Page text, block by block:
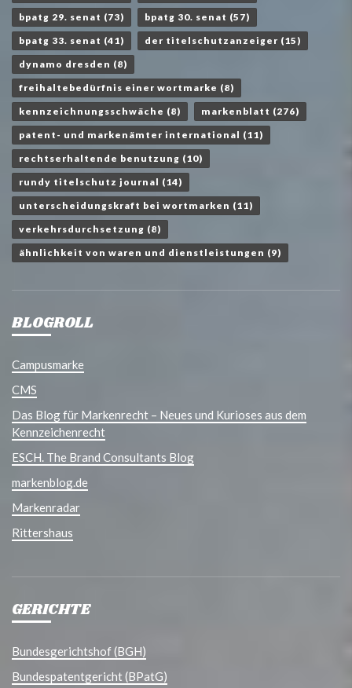
bpatg 29. senat (73) bpatg 30. senat (57)
bpatg 33. senat (41) der titelschutzanzeiger (15)
dynamo dresden (8)
freihaltebedürfnis einer wortmarke (8)
kennzeichnungsschwäche (8) markenblatt (276)
patent- und markenämter international (11)
rechtserhaltende benutzung (10)
rundy titelschutz journal (14)
unterscheidungskraft bei wortmarken (11)
verkehrsdurchsetzung (8)
ähnlichkeit von waren und dienstleistungen (9)
BLOGROLL
Campusmarke
CMS
Das Blog für Markenrecht – Neues und Kurioses aus dem
Kennzeichenrecht
ESCH. The Brand Consultants Blog
markenblog.de
Markenradar
Rittershaus
GERICHTE
Bundesgerichtshof (BGH)
Bundespatentgericht (BPatG)